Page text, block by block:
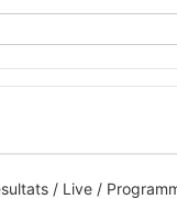
/ Live /